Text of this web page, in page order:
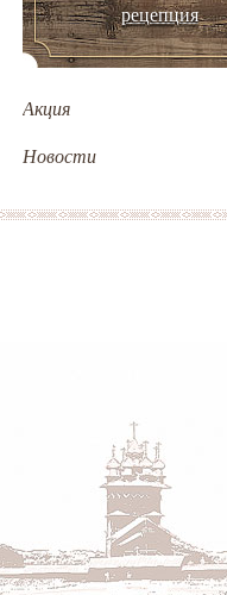
рецепция
Акция
Новости